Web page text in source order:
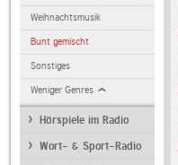
Weihnachtsmusik
Bunt gemischt
Sonstiges
Weniger Genres
Hörspiele im Radio
Wort- & Sport-Radio